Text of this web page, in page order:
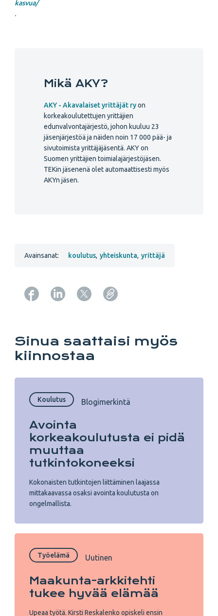
kasvua/
.
Mikä AKY?
AKY - Akavalaiset yrittäjät ryon
korkeakoulutettujen yrittäjien
edunvalvontajärjestö, johon kuuluu 23
jäsenjärjestöä ja näiden noin 17 000 pää- ja
sivutoimista yrittäjäjäsentä. AKY on
Suomen yrittäjien toimialajärjestöjäsen.
TEKin jäsenenä olet automaattisesti myös
AKYn jäsen.
Avainsanat: koulutus, yhteiskunta, yrittäjä
Sinua saattaisi myös
kiinnostaa
Koulutus Blogimerkintä
Avointa
korkeakoulutusta ei pidä
muuttaa
tutkintokoneeksi
Kokonaisten tutkintojen liittäminen laajassa
mittakaavassa osaksi avointa koulutusta on
ongelmallista.
Työelämä Uutinen
Maakunta-arkkitehti
tukee hyvää elämää
Upeaa työtä. Kirsti Reskalenko opiskeli ensin